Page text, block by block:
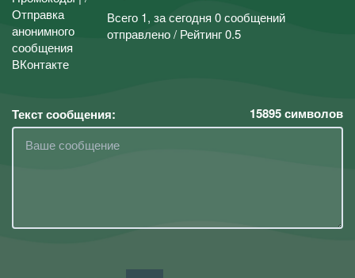
Всего 1, за сегодня 0 сообщений
отправлено / Рейтинг 0.5
Текст сообщения: 15895символов